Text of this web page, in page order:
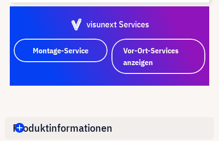
visunext Services
Montage-Service
Vor-Ort-Services
anzeigen
Produktinformationen